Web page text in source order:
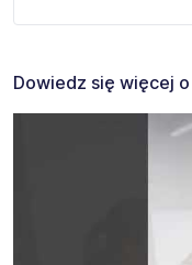
Dowiedz się więcej